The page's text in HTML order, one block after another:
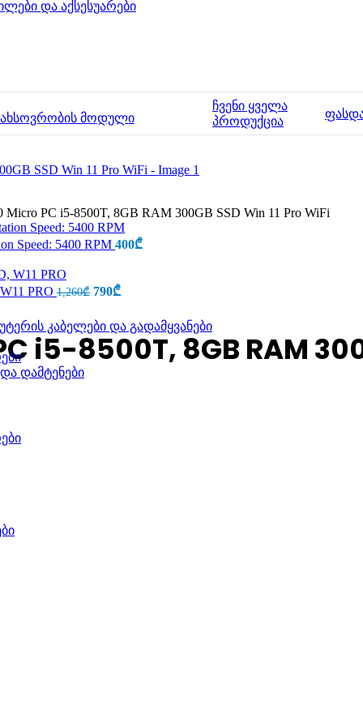
და აქსესუარები
მოდული
კაბელები და გადამყვანები
დამტენები
ჩვენი ყველა
პროდუქცია
Micro PC i5-8500T, 8GB RAM 300GB SSD Win 11 Pro WiFi
Speed: 5400 RPM 400₾
PRO 1,260₾ 790₾
i5-8500T, 8GB RAM